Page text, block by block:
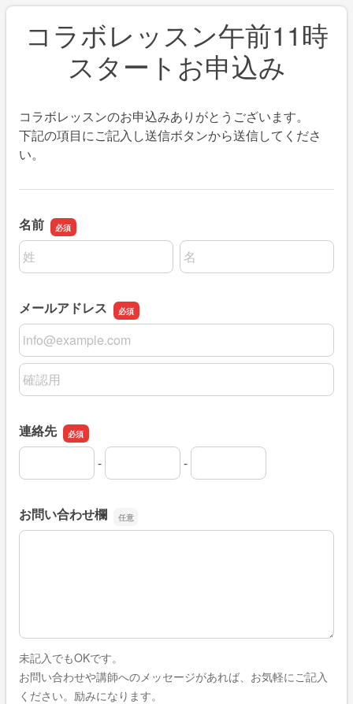
コラボレッスン午前11時
スタートお申込み
コラボレッスンのお申込みありがとうございます。
下記の項目にご記入し送信ボタンから送信してくださ
い。
名前
名前の姓
名前の名
メールアドレス
メールアドレス
メールアドレスの確認用
連絡先
連絡先の市外局番
-
連絡先の市内局番 -
連絡先の加入者番号
お問い合わせ欄
お問い合わせ欄
未記入でもOKです。
お問い合わせや講師へのメッセージがあれば、お気軽にご記入
ください。励みになります。